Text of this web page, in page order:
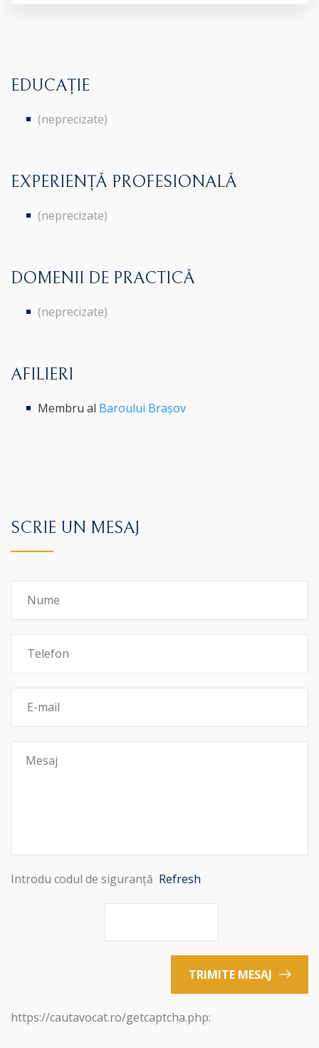
EDUCAȚIE
(neprecizate)
EXPERIENȚĂ PROFESIONALĂ
(neprecizate)
DOMENII DE PRACTICĂ
(neprecizate)
AFILIERI
Membru al Baroului Brașov
SCRIE UN MESAJ
Introdu codul de siguranță Refresh
TRIMITE MESAJ
https://cautavocat.ro/getcaptcha.php: